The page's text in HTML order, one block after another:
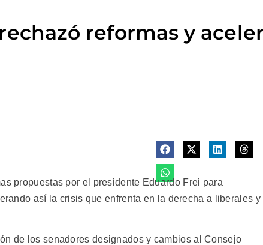
reformas y
propuestas por el presidente Eduardo Frei para
así la crisis que enfrenta en la derecha a liberales y
de los senadores designados y cambios al Consejo